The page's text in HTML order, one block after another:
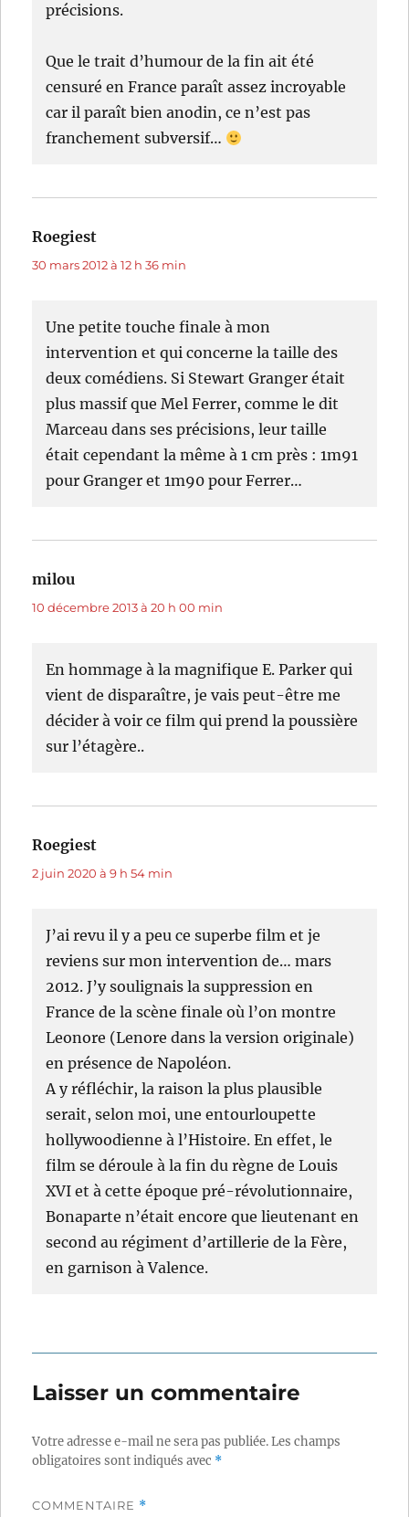
précisions.
Que le trait d’humour de la fin ait été
censuré en France paraît assez incroyable
car il paraît bien anodin, ce n’est pas
franchement subversif…
Roegiest
30 mars 2012 à 12 h 36 min
Une petite touche finale à mon
intervention et qui concerne la taille des
deux comédiens. Si Stewart Granger était
plus massif que Mel Ferrer, comme le dit
Marceau dans ses précisions, leur taille
était cependant la même à 1 cm près : 1m91
pour Granger et 1m90 pour Ferrer…
milou
10 décembre 2013 à 20 h 00 min
En hommage à la magnifique E. Parker qui
vient de disparaître, je vais peut-être me
décider à voir ce film qui prend la poussière
sur l’étagère..
Roegiest
2 juin 2020 à 9 h 54 min
J’ai revu il y a peu ce superbe film et je
reviens sur mon intervention de… mars
2012. J’y soulignais la suppression en
France de la scène finale où l’on montre
Leonore (Lenore dans la version originale)
en présence de Napoléon.
A y réfléchir, la raison la plus plausible
serait, selon moi, une entourloupette
hollywoodienne à l’Histoire. En effet, le
film se déroule à la fin du règne de Louis
XVI et à cette époque pré-révolutionnaire,
Bonaparte n’était encore que lieutenant en
second au régiment d’artillerie de la Fère,
en garnison à Valence.
Laisser un commentaire
Votre adresse e-mail ne sera pas publiée.Les champs
obligatoires sont indiqués avec *
COMMENTAIRE *